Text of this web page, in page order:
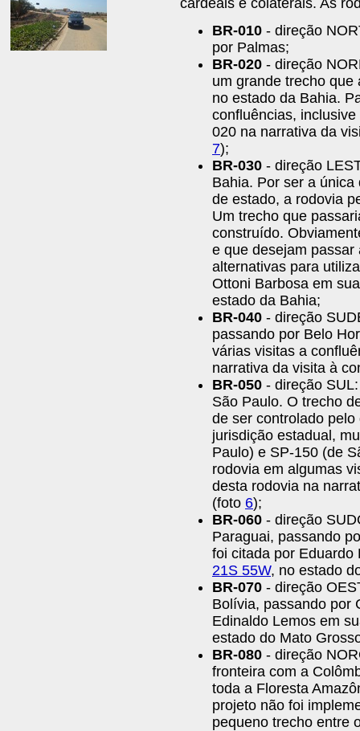
BR-010 - direção
por Palmas;
BR-020 - direção
um grande trecho
no estado da Bahia.
confluências,
020 na narrativa da
7);
BR-030 - direção
Bahia. Por ser a
de estado, a rodovia
Um trecho que
construído.
e que desejam
alternativas para
Ottoni Barbosa em
estado da Bahia;
BR-040 - direção
passando por Belo
várias visitas a
narrativa da visita à
BR-050 - direção
São Paulo. O trecho
de ser controlado
jurisdição estadual,
Paulo) e SP-150 (de
rodovia em algumas
desta rodovia na
(foto 6);
BR-060 - direção
Paraguai, passando
foi citada por Eduardo
21S 55W, no estado
BR-070 - direção
Bolívia, passando por
Edinaldo Lemos em
estado do Mato
BR-080 - direção
fronteira com a
toda a Floresta
projeto não foi
pequeno trecho entre